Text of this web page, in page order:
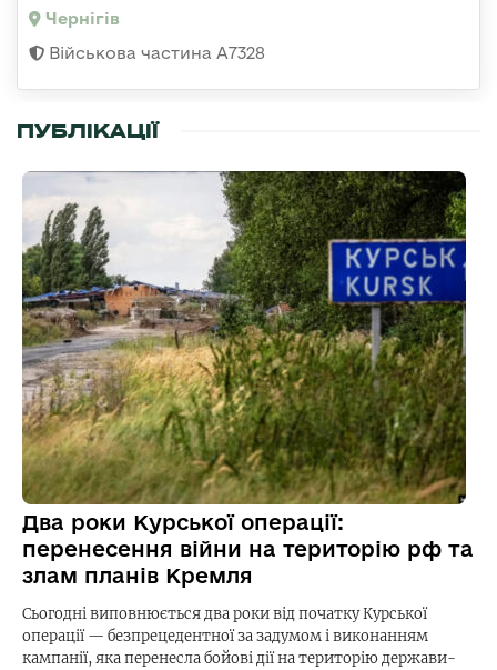
Чернігів
Військова частина А7328
ПУБЛІКАЦІЇ
Два роки Курської операції:
перенесення війни на територію рф та
злам планів Кремля
Сьогодні виповнюється два роки від початку Курської
операції — безпрецедентної за задумом і виконанням
кампанії, яка перенесла бойові дії на територію держави-